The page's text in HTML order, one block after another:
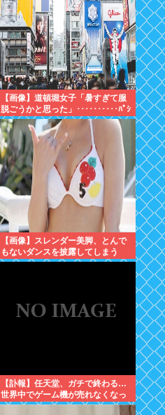
【画像】道頓堀女子「暑すぎて服
脱ごうかと思った」･･････････ﾊﾟｼ
ｬｯ！！
【画像】スレンダー美脚、とんで
もないダンスを披露してしまう
www
【訃報】任天堂、ガチで終わる…
世界中でゲーム機が売れなくなっ
てしまった模様